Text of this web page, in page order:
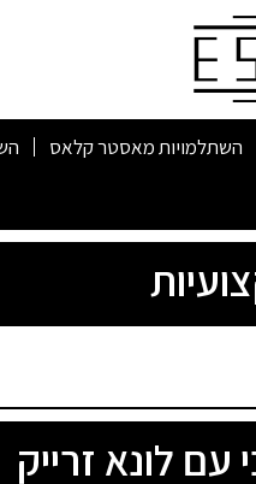
השתלמויות מאסטר קלאס
לונא זרייק